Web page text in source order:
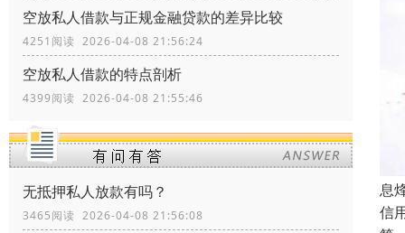
空放私人借款与正规金融贷款的差异比较
4251阅读 2026-04-08 21:56:24
空放私人借款的特点剖析
4399阅读 2026-04-08 21:55:46
无抵押私人放款有吗？
3465阅读 2026-04-08 21:56:08
息
信